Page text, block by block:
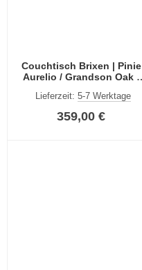
Couchtisch Brixen | Pinie
Aurelio / Grandson Oak |
Lieferzeit: 5-7 Werktage
359,00 €